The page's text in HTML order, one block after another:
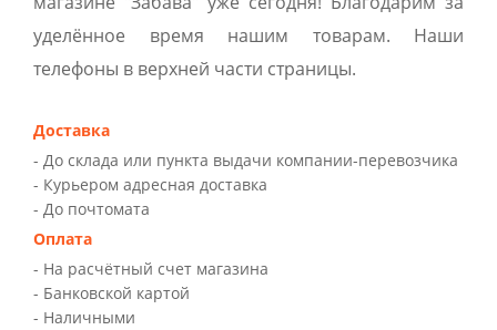
уделённое время нашим товарам. Наши
телефоны в верхней части страницы.
Доставка
- До склада или пункта выдачи компании-перевозчика
- Курьером адресная доставка
- До почтомата
Оплата
- На расчётный счет магазина
- Банковской картой
- Наличными